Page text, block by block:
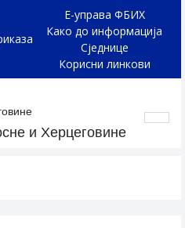
Е-управа ФБИХ
Како до информација
Сједнице
Корисни линкови
и Херцеговине